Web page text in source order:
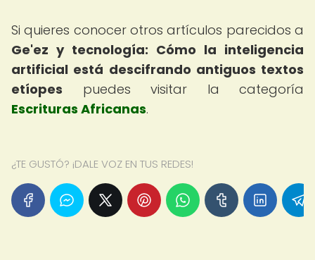
Si quieres conocer otros artículos parecidos a
Ge'ez y tecnología: Cómo la inteligencia
artificial está descifrando antiguos textos
etíopes puedes visitar la categoría
Escrituras Africanas.
¿TE GUSTÓ? ¡DALE VOZ EN TUS REDES!